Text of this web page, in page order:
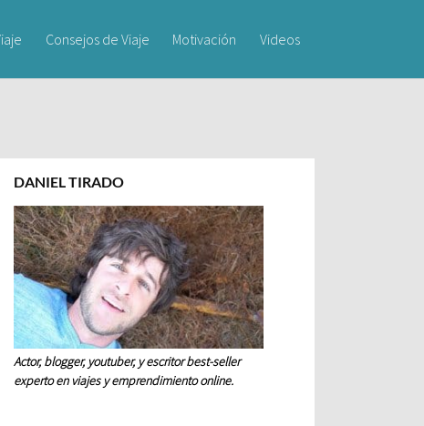
Consejos de Viaje Motivación Videos
DANIEL TIRADO
Actor, blogger, youtuber, y escritor best-seller
experto en viajes y emprendimiento online.